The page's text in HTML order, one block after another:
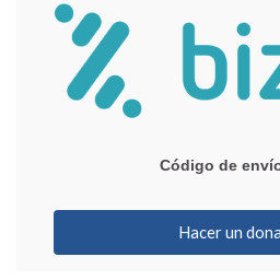
Código de
Hacer un